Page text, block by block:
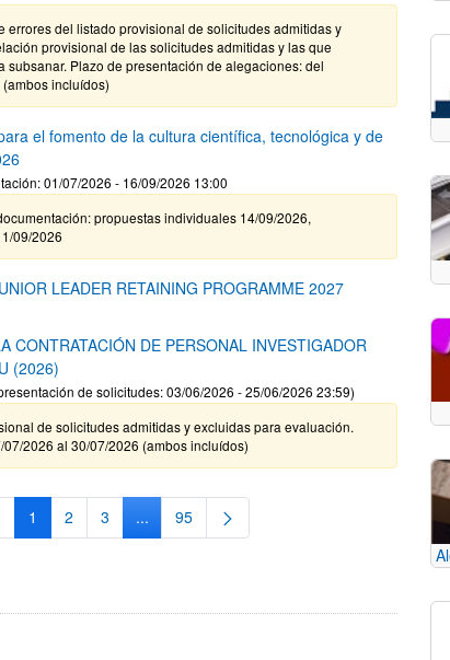
errores del listado provisional de solicitudes admitidas y
provisional de las solicitudes admitidas y las que
subsanar. Plazo de presentación de alegaciones: del
incluídos)
el fomento de la cultura científica, tecnológica y de
01/07/2026 - 16/09/2026 13:00
propuestas individuales 14/09/2026,
09/2026
LEADER RETAINING PROGRAMME 2027
CONTRATACIÓN DE PERSONAL INVESTIGADOR
(2026)
de solicitudes: 03/06/2026 - 25/06/2026 23:59)
de solicitudes admitidas y excluidas para evaluación.
2026 al 30/07/2026 (ambos incluídos)
Página
1 Página
2 Página
3 ...Páginas intermedias Use TAB para
Página
95